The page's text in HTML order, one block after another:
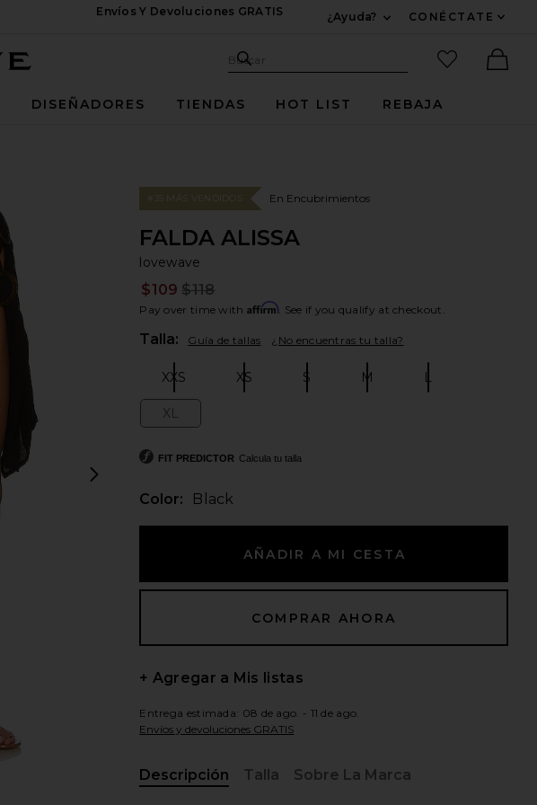
Envíos Y Devoluciones GRATIS
¿Ayuda?
CONÉCTATE
Sitio de búsqueda
Buscar
artículos
DISEÑADORES TIENDAS HOT LIST REBAJA
view 2 of 5 FALDA ALISSA in Black
#35 MÁS VENDIDOS En Encubrimientos
FALDA ALISSA
lovewave
$109 $118
Pay over time with Affirm. See if you qualify at checkout.
Talla: Guía de tallas ¿No encuentras tu talla?
XXS XS S M L
XL
FIT PREDICTOR Calcula tu talla
Color: Black
+ Agregar a Mis listas
Entrega estimada: 08 de ago. - 11 de ago.
Envíos y devoluciones GRATIS
Descripción
Talla Sobre La Marca